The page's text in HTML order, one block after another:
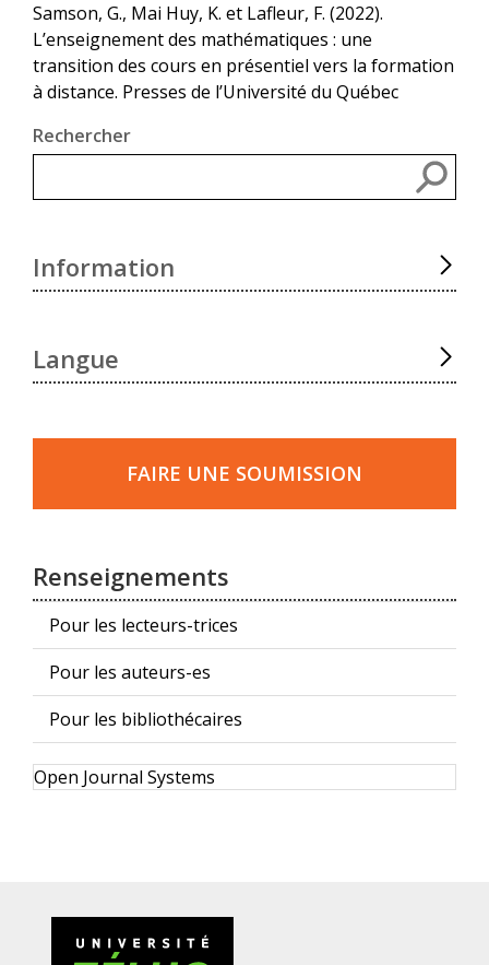
Samson, G., Mai Huy, K. et Lafleur, F. (2022).
L’enseignement des mathématiques : une
transition des cours en présentiel vers la formation
à distance. Presses de l’Université du Québec
Rechercher
Information
Langue
Faire
FAIRE UNE SOUMISSION
Renseignements
Pour les lecteurs-trices
Pour les auteurs-es
Pour les bibliothécaires
Développé
par
Open Journal Systems